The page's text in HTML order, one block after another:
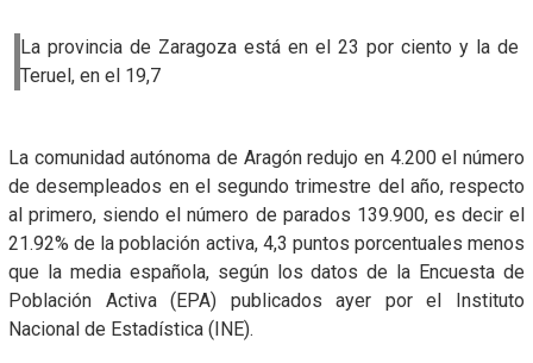
La provincia de Zaragoza está en el 23 por ciento y la de
Teruel, en el 19,7
La comunidad autónoma de Aragón redujo en 4.200 el número
de desempleados en el segundo trimestre del año, respecto
al primero, siendo el número de parados 139.900, es decir el
21.92% de la población activa, 4,3 puntos porcentuales menos
que la media española, según los datos de la Encuesta de
Población Activa (EPA) publicados ayer por el Instituto
Nacional de Estadística (INE).